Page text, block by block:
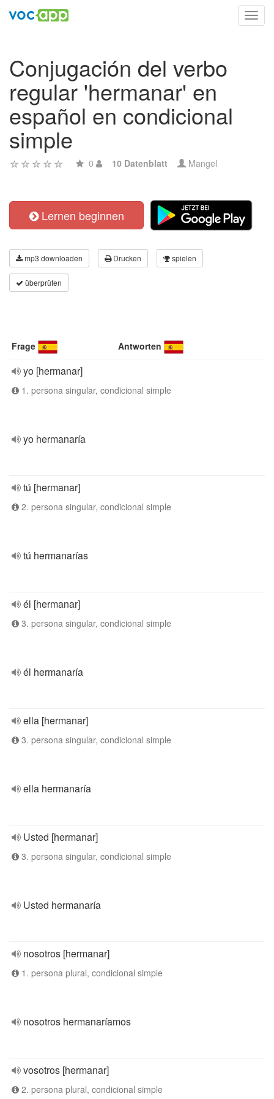
Conjugación del verbo
regular 'hermanar' en
español en condicional
simple
0 10 Datenblatt Mangel
Lernen beginnen
mp3 downloaden Drucken spielen
überprüfen
Frage Antworten
yo [hermanar]
1. persona singular, condicional simple
yo hermanaría
tú [hermanar]
2. persona singular, condicional simple
tú hermanarías
él [hermanar]
3. persona singular, condicional simple
él hermanaría
ella [hermanar]
3. persona singular, condicional simple
ella hermanaría
Usted [hermanar]
3. persona singular, condicional simple
Usted hermanaría
nosotros [hermanar]
1. persona plural, condicional simple
nosotros hermanaríamos
vosotros [hermanar]
2. persona plural, condicional simple